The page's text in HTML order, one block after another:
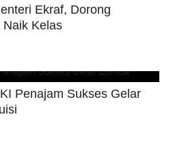
Ekraf, Dorong
Naik Kelas
Penajam Sukses Gelar